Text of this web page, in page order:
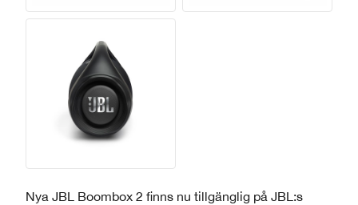
Nya JBL Boombox 2 finns nu tillgänglig på JBL:s